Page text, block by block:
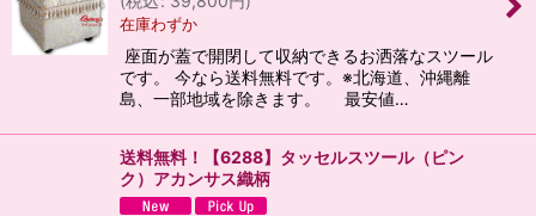
在庫わずか
座面が蓋で開閉して収納できるお洒落なスツール
です。 今なら送料無料です。※北海道、沖縄離
島、一部地域を除きます。 最安値…
送料無料！【6288】タッセルスツール（ピン
ク）アカンサス織柄